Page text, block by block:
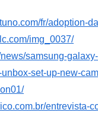
fr/adoption-
img_0037/
samsung-
set-up-new-
entrevista-